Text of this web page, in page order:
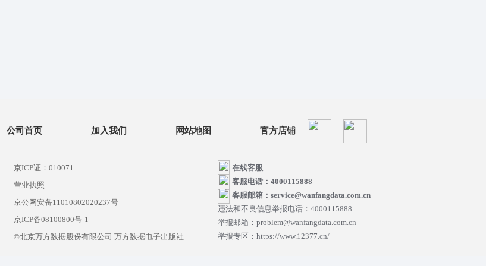
公司首页 加入我们 网站地图 官方店铺
京ICP证：010071
营业执照
京公网安备11010802020237号
京ICP备08100800号-1
©北京万方数据股份有限公司 万方数据电子出版社
在线客服
客服电话：4000115888
客服邮箱：service@wanfangdata.com.cn
违法和不良信息举报电话：4000115888
举报邮箱：problem@wanfangdata.com.cn
举报专区：https://www.12377.cn/